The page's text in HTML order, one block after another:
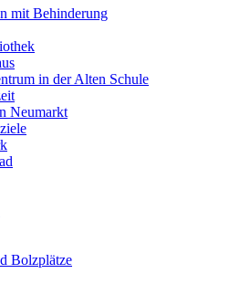
mit Behinderung
in der Alten Schule
Neumarkt
Bolzplätze